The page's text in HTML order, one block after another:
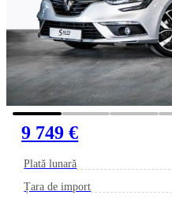
9 749 €
Plată lunară
Țara de import